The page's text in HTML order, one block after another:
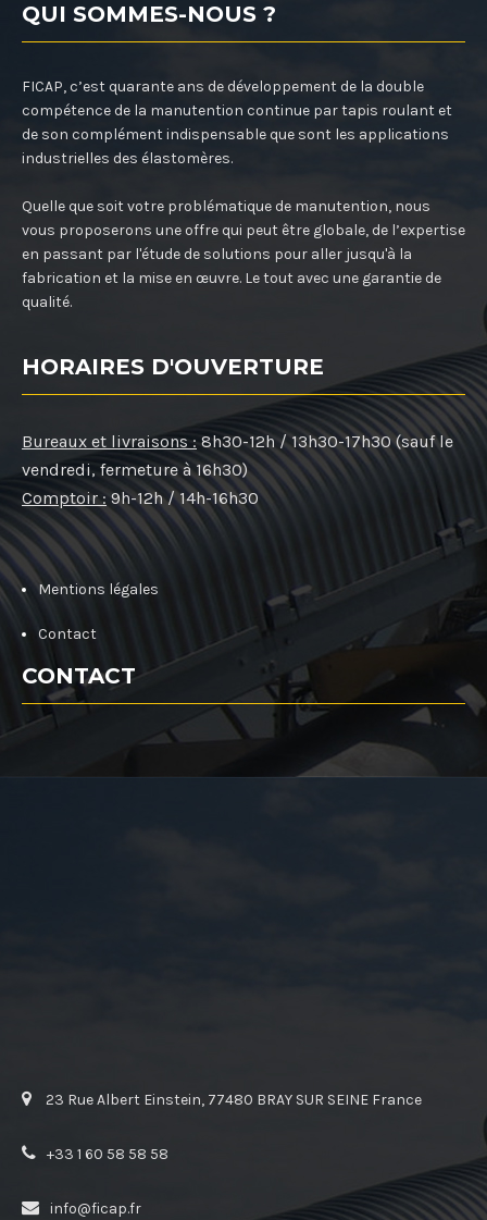
QUI SOMMES-NOUS ?
FICAP, c’est quarante ans de développement de la double
compétence de la manutention continue par tapis roulant et
de son complément indispensable que sont les applications
industrielles des élastomères.
Quelle que soit votre problématique de manutention, nous
vous proposerons une offre qui peut être globale, de l’expertise
en passant par l'étude de solutions pour aller jusqu'à la
fabrication et la mise en œuvre. Le tout avec une garantie de
qualité.
HORAIRES D'OUVERTURE
Bureaux et livraisons : 8h30-12h / 13h30-17h30 (sauf le
vendredi, fermeture à 16h30)
Comptoir : 9h-12h / 14h-16h30
Mentions légales
Contact
CONTACT
23 Rue Albert Einstein, 77480 BRAY SUR SEINE France
+33 1 60 58 58 58
info@ficap.fr